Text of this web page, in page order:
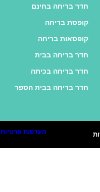
חדר בריחה בחינם
קופסת בריחה
קופסאות בריחה
חדר בריחה בבית
חדר בריחה בכיתה
חדר בריחה בבית הספר
העדפות פרטיות